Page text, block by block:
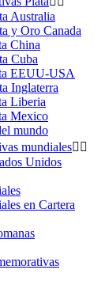
Australia
y Oro Canada
China
Cuba
EEUU-USA
Inglaterra
Liberia
Mexico
mundo
mundiales 
Unidos
en Cartera